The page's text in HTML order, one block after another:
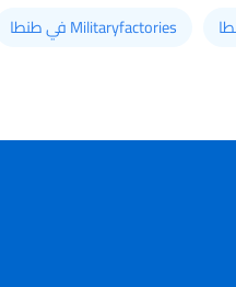
Militaryfactories في طنطا